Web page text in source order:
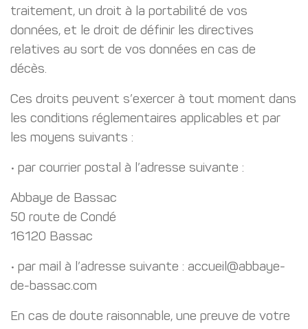
traitement, un droit à la portabilité de vos
données, et le droit de définir les directives
relatives au sort de vos données en cas de
décès.
Ces droits peuvent s’exercer à tout moment dans
les conditions réglementaires applicables et par
les moyens suivants :
• par courrier postal à l’adresse suivante :
Abbaye de Bassac
50 route de Condé
16120 Bassac
• par mail à l’adresse suivante : accueil@abbaye-
de-bassac.com
En cas de doute raisonnable, une preuve de votre